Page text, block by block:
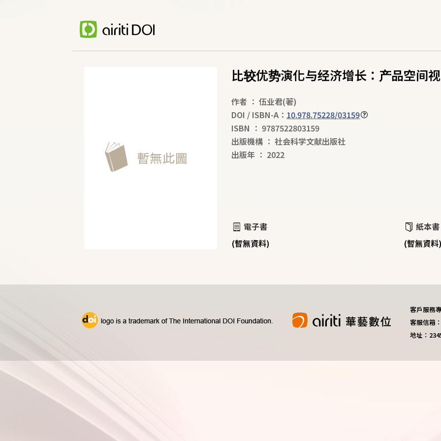
比较优势演化与经济增长：产品空间
作者 ： 伍业君(著)
DOI / ISBN-A： 10.978.75228/03159
ISBN ： 9787522803159
出版機構 ： 社会科学文献出版社
出版年 ： 2022
電子書
(暫無資料)
紙本書
(暫無資
客戶服務
客服信箱
地址：